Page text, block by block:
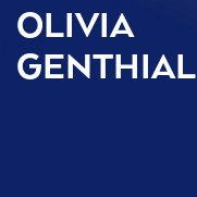
OLIVIA
GENTHIAL